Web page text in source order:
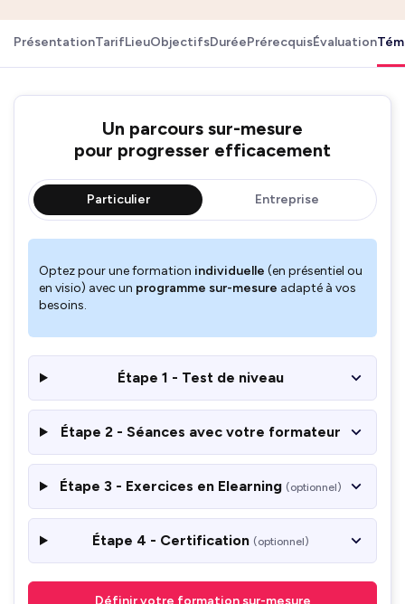
PrésentationTarifLieuObjectifsDuréePrérecquisÉvaluation
Un parcours sur-mesure
pour progresser efficacement
Particulier Entreprise
Optez pour une formation individuelle (en présentiel ou
en visio) avec un programme sur-mesure adapté à vos
besoins.
Étape 1 - Test de niveau
Étape 2 - Séances avec votre formateur
Étape 3 - Exercices en Elearning (optionnel)
Étape 4 - Certification (optionnel)